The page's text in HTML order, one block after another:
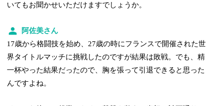
いてもお聞かせいただけますでしょうか。
阿佐美さん
17歳から格闘技を始め、27歳の時にフランスで開催された世
界タイトルマッチに挑戦したのですが結果は敗戦。でも、精
一杯やった結果だったので、胸を張って引退できると思った
んですよね。